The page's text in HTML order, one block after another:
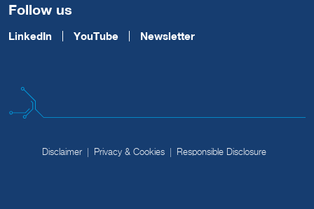
Follow us
LinkedIn YouTube Newsletter
Disclaimer Privacy & Cookies Responsible Disclosure